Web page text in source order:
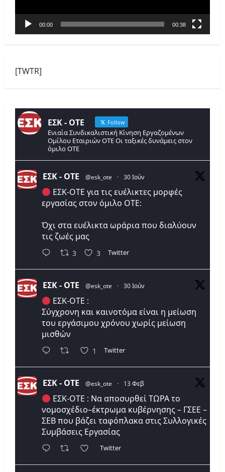
00:00 00:38
[TWTR]
ΕΣΚ - ΟΤΕ Follow
Ενιαία Συνδικαλιστική Κίνηση Εργαζομένων
Ομίλου Εταιριών ΟΤΕ Οι ταξικές δυνάμεις στον
όμιλο ΟΤΕ
ΕΣΚ - ΟΤΕ @esk_ote · 30 Ιούν
ΕΣΚ-ΟΤΕ για τις ευέλικτες μορφές
εργασίας στον όμιλο ΟΤΕ:
Όχι στα ευέλικτα ωράρια που διαλύουν
τις ζωές μας
3 3 Twitter
ΕΣΚ - ΟΤΕ @esk_ote · 30 Ιούν
ΕΣΚ-ΟΤΕ :
Σύγχρονη και καινοτόμα είναι η μείωση
του εργάσιμου χρόνου χωρίς μείωση
μισθών
1 Twitter
ΕΣΚ - ΟΤΕ @esk_ote · 13 Φεβ
ΕΣΚ-ΟΤΕ : Να αποσυρθεί ΤΩΡΑ το
νομοσχέδιο–έκτρωμα κυβέρνησης – ΓΣΕΕ –
ΣΕΒ που βάζει ταφόπλακα στις Συλλογικές
Συμβάσεις Εργασίας
Twitter